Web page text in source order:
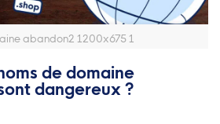
abandon2 1200x675 1
de domaine
dangereux ?